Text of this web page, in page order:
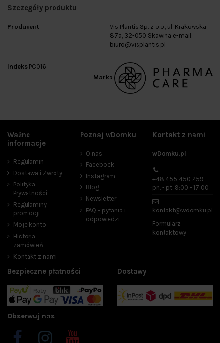
Szczegóły produktu
Producent
Vis Plantis Sp. z o.o., ul. Krakowska
87a, 32-050 Skawina e-mail:
biuro@visplantis.pl
Marka
Indeks PC016
Ważne
informacje
Regulamin
Dostawa i Zwroty
Polityka
Prywatności
Regulaminy
promocji
Moje konto
Historia
zamówień
Kontakt z nami
Poznaj wDomku
O nas
Facebook
Instagram
Blog
Newsletter
FAQ - pytania i
odpowiedzi
Kontakt z nami
wDomku.pl
+48 455 450 259
pn. - pt. 9:00 - 17:00
kontakt@wdomku.pl
Formularz
kontaktowy
Bezpieczne płatności Dostawy
Obserwuj nas